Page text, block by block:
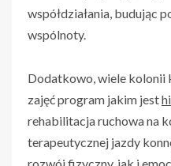
współdziałania, budując
wspólnoty.
Dodatkowo, wiele kolonii
zajęć program jakim jest
rehabilitacja ruchowa na
terapeutycznej jazdy
rozwój fizyczny, jak i